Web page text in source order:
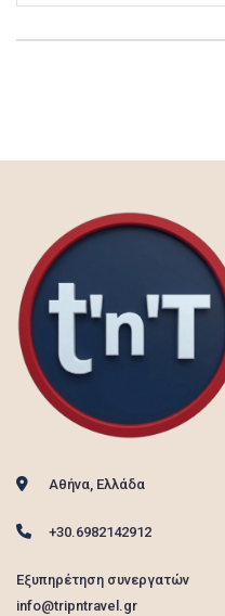
Αθήνα, Ελλάδα
+30.6982142912
Εξυπηρέτηση συνεργατών
info@tripntravel.gr